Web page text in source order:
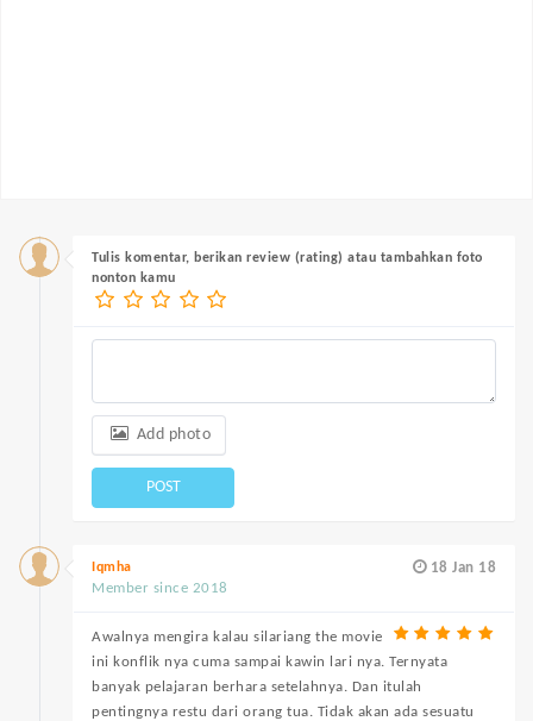
Tulis komentar, berikan review (rating) atau tambahkan foto
nonton kamu
Add photo
POST
18 Jan 18
Iqmha
Member since 2018
Awalnya mengira kalau silariang the movie
ini konflik nya cuma sampai kawin lari nya. Ternyata
banyak pelajaran berhara setelahnya. Dan itulah
pentingnya restu dari orang tua. Tidak akan ada sesuatu